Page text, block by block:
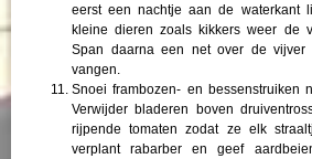
eerst een nachtje aan de waterkant
kleine dieren zoals kikkers weer de
Span daarna een net over de vijver
vangen.
Snoei frambozen- en bessenstruiken
Verwijder bladeren boven
rijpende tomaten zodat ze elk
verplant rabarber en geef